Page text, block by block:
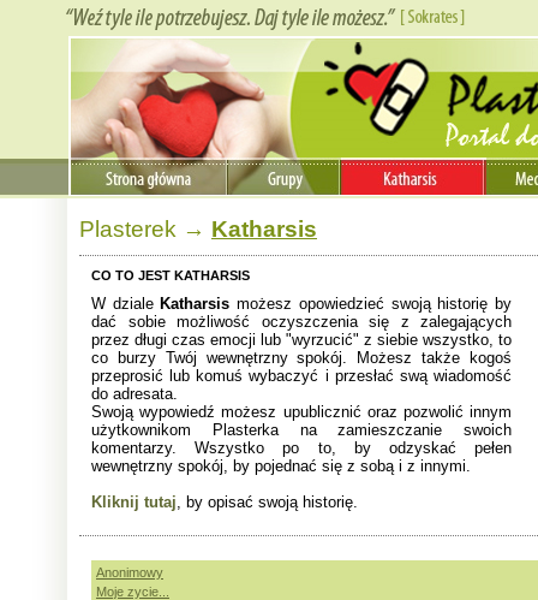
Plasterek → Katharsis
CO TO JEST KATHARSIS
W dziale Katharsis możesz opowiedzieć swoją historię by
dać sobie możliwość oczyszczenia się z zalegających
przez długi czas emocji lub "wyrzucić" z siebie wszystko, to
co burzy Twój wewnętrzny spokój. Możesz także kogoś
przeprosić lub komuś wybaczyć i przesłać swą wiadomość
do adresata.
Swoją wypowiedź możesz upublicznić oraz pozwolić innym
użytkownikom Plasterka na zamieszczanie swoich
komentarzy. Wszystko po to, by odzyskać pełen
wewnętrzny spokój, by pojednać się z sobą i z innymi.
Kliknij tutaj, by opisać swoją historię.
Anonimowy
Moje zycie...